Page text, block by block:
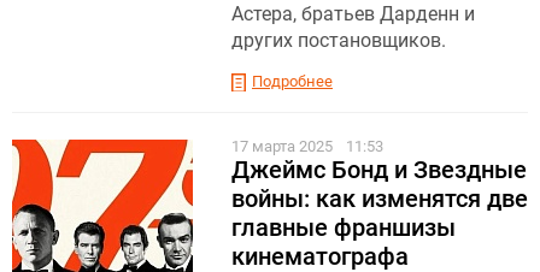
Астера, братьев Дарденн и
других постановщиков.
Подробнее
17 марта 2025 11:53
Джеймс Бонд и Звездные
войны: как изменятся две
главные франшизы
кинематографа